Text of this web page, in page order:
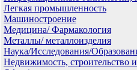
Легкая промышленность
Машиностроение
Медицина/ Фармакология
Металлы/ металлоизделия
Наука/Исследования/
Недвижимость, строительство